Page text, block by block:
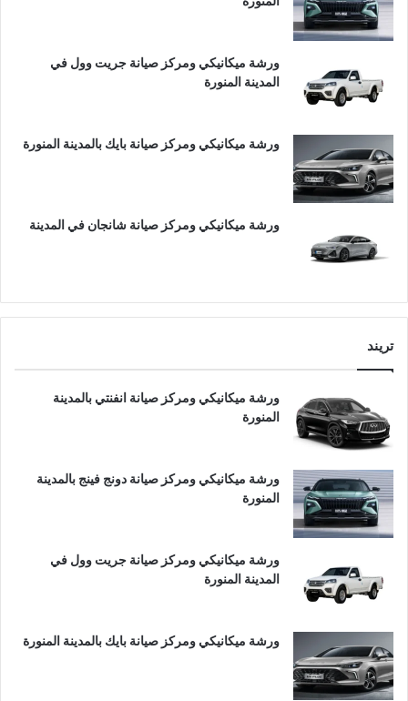
ورشة ميكانيكي ومركز صيانة جريت وول في
المدينة المنورة
ورشة ميكانيكي ومركز صيانة بايك بالمدينة المنورة
ورشة ميكانيكي ومركز صيانة شانجان في المدينة
تريند
ورشة ميكانيكي ومركز صيانة انفنتي بالمدينة
المنورة
ورشة ميكانيكي ومركز صيانة دونج فينج بالمدينة
المنورة
ورشة ميكانيكي ومركز صيانة جريت وول في
المدينة المنورة
ورشة ميكانيكي ومركز صيانة بايك بالمدينة المنورة